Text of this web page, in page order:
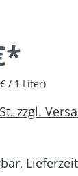
/ 1 Liter)
zzgl.